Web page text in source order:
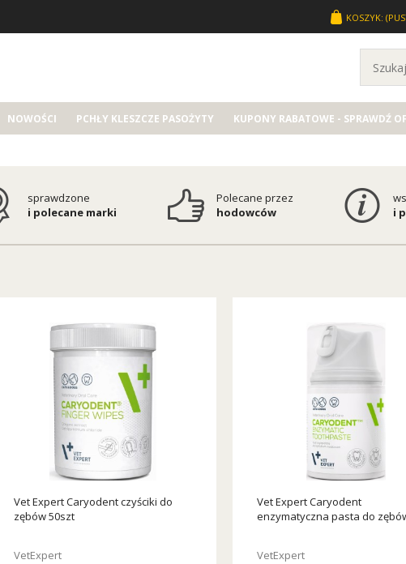
KOSZYK:
NOWOŚCI PCHŁY KLESZCZE PASOŻYTY KUPONY RABATOWE - SPRAWDŹ
sprawdzone
i polecane marki
Polecane przez
hodowców
i
Vet Expert Caryodent czyściki do
zębów 50szt
VetExpert
Vet Expert Caryodent
enzymatyczna pasta do
VetExpert